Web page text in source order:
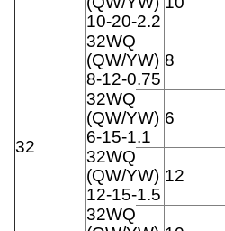
10-20-2.2
32
32WQ
(QW/YW)
8-12-0.75
8
32WQ
(QW/YW)
6-15-1.1
6
32WQ
(QW/YW)
12-15-1.5
12
32WQ